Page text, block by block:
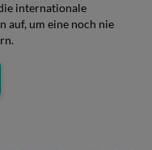
internationale
auf, um eine noch nie